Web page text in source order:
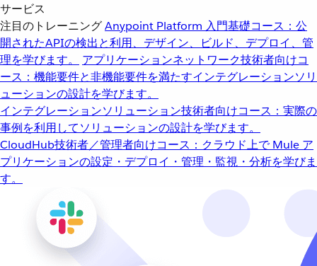
サービス
注目のトレーニングAnypoint Platform 入門基礎コース：公
開されたAPIの検出と利用、デザイン、ビルド、デプロイ、管
理を学びます。
アプリケーションネットワーク技術者向けコ
ース：機能要件と非機能要件を満たすインテグレーションソリ
ューションの設計を学びます。
インテグレーションソリューション技術者向けコース：実際の
事例を利用してソリューションの設計を学びます。
CloudHub技術者／管理者向けコース：クラウド上で Mule ア
プリケーションの設定・デプロイ・管理・監視・分析を学びま
す。